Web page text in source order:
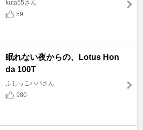
kuta55さん
59
眠れない夜からの、Lotus Hon
da 100T
ふじっこパパさん
980